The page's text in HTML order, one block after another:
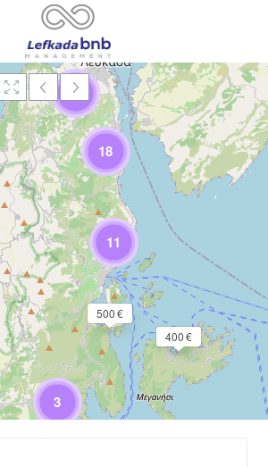
Încărcare Hartă
11
400 €
500 €
3
18
10